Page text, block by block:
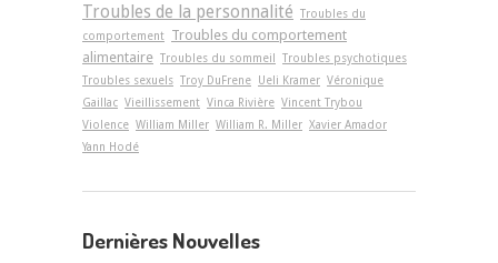
Troubles de la personnalité Troubles du
comportement Troubles du comportement
alimentaire Troubles du sommeil
Troubles psychotiques
Troubles sexuels Troy DuFrene Ueli Kramer Véronique
Gaillac Vieillissement Vinca Rivière Vincent Trybou
Violence William Miller William R. Miller Xavier Amador
Yann Hodé
Dernières Nouvelles